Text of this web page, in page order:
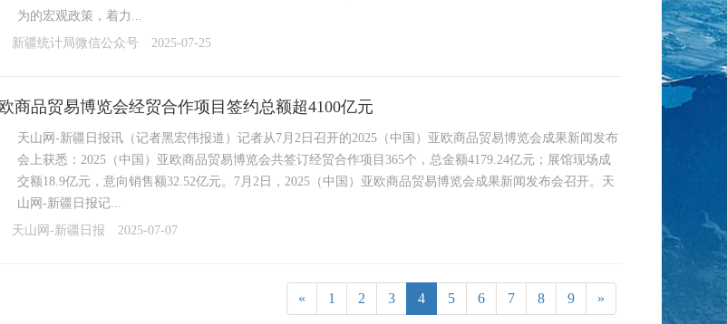
为的宏观政策，着力...
新疆统计局微信公众号
2025-07-25
商品贸易博览会经贸合作项目签约总额超4100亿元
天山网-新疆日报讯（记者黑宏伟报道）记者从7月2日召开的2025（中国）亚欧商品贸易博览会成果新闻发布
会上获悉：2025（中国）亚欧商品贸易博览会共签订经贸合作项目365个，总金额4179.24亿元；展馆现场成
交额18.9亿元，意向销售额32.52亿元。7月2日，2025（中国）亚欧商品贸易博览会成果新闻发布会召开。天
山网-新疆日报记...
天山网-新疆日报
2025-07-07
« 1 2 3 4 5 6 7 8 9 »